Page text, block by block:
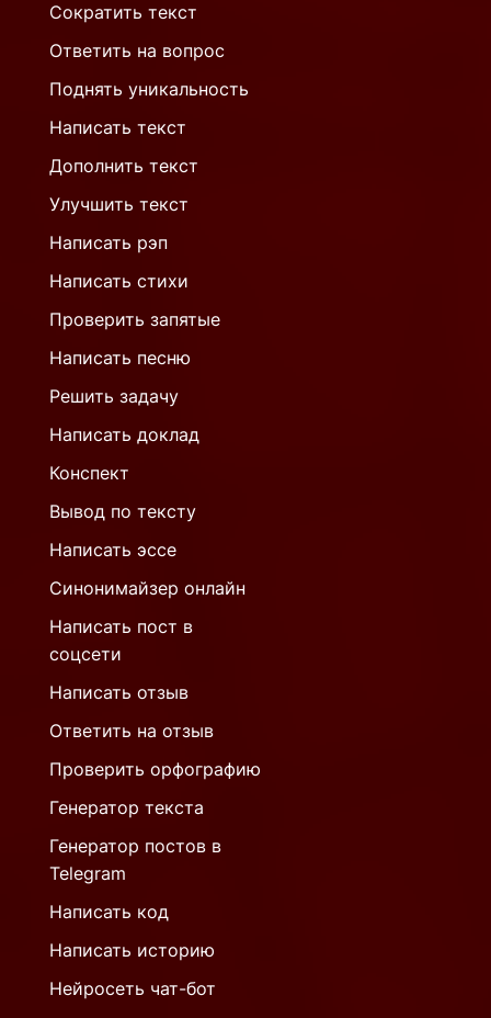
Сократить текст
Ответить на вопрос
Поднять уникальность
Написать текст
Дополнить текст
Улучшить текст
Написать рэп
Написать стихи
Проверить запятые
Написать песню
Решить задачу
Написать доклад
Конспект
Вывод по тексту
Написать эссе
Синонимайзер онлайн
Написать пост в
соцсети
Написать отзыв
Ответить на отзыв
Проверить орфографию
Генератор текста
Генератор постов в
Telegram
Написать код
Написать историю
Нейросеть чат-бот